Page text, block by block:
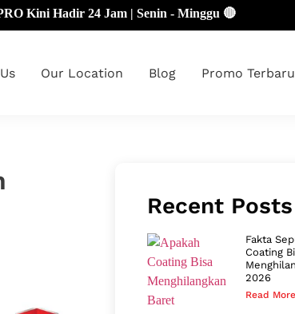
24 Jam | Senin - Minggu 🔴
Our Location Blog Promo Terbaru
Recent Posts
Fakta
Coating
2026
Read